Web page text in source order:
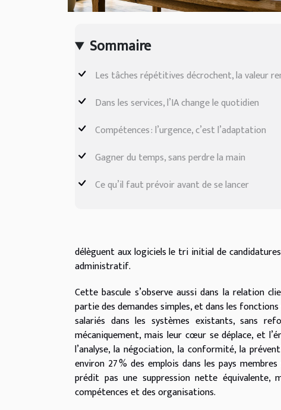
Sommaire
Les tâches répétitives décrochent, la valeur
Dans les services, l’IA change le quotidien
Compétences : l’urgence, c’est l’adaptation
Gagner du temps, sans perdre la main
Ce qu’il faut prévoir avant de se lancer
délèguent aux logiciels le tri initial de
administratif.
Cette bascule s’observe aussi dans la relation
partie des demandes simples, et dans les
salariés dans les systèmes existants, sans
mécaniquement, mais leur cœur se déplace, et
l’analyse, la négociation, la conformité, la
environ 27 % des emplois dans les pays
prédit pas une suppression nette équivalente,
compétences et des organisations.